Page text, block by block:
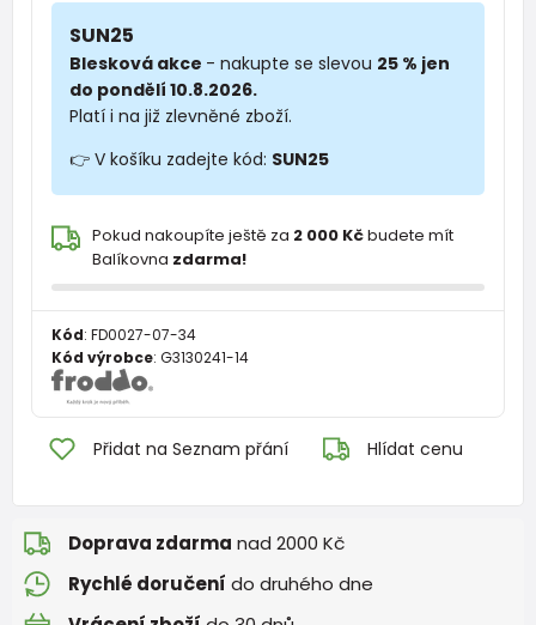
SUN25
Blesková akce - nakupte se slevou 25 % jen
do pondělí 10.8.2026.
Platí i na již zlevněné zboží.
👉 V košíku zadejte kód: SUN25
Pokud nakoupíte ještě za 2 000 Kčbudete mít
Balíkovna zdarma!
Kód: FD0027-07-34
Kód výrobce: G3130241-14
Přidat na Seznam přání Hlídat cenu
Doprava zdarma nad 2000 Kč
Rychlé doručení do druhého dne